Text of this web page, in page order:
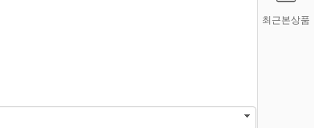
최근본상품